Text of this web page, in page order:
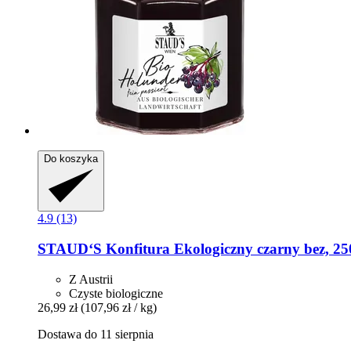
Do koszyka
4.9 (13)
STAUD‘S Konfitura Ekologiczny czarny bez,
Z Austrii
Czyste biologiczne
26,99 zł (107,96 zł / kg)
Dostawa do 11 sierpnia